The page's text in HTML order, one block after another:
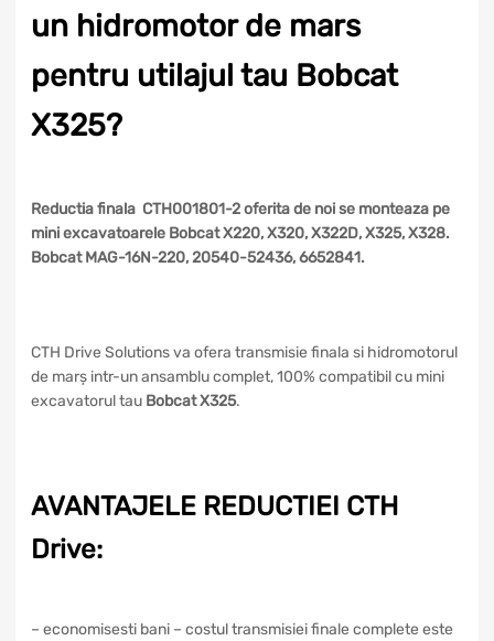
un hidromotor de mars
pentru utilajul tau Bobcat
X325?
Reductia finala CTH001801-2 oferita de noi se monteaza pe
mini excavatoarele Bobcat X220, X320, X322D, X325, X328.
Bobcat MAG-16N-220, 20540-52436, 6652841.
CTH Drive Solutions va ofera transmisie finala si hidromotorul
de marș intr-un ansamblu complet, 100% compatibil cu mini
excavatorul tau Bobcat X325.
AVANTAJELE REDUCTIEI CTH
Drive:
– economisesti bani – costul transmisiei finale complete este